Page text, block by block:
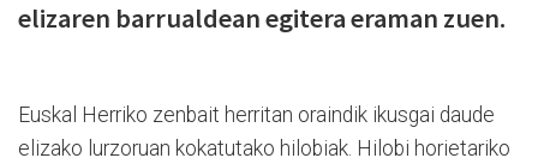
elizaren barrualdean egitera eraman zuen.
Euskal Herriko zenbait herritan oraindik ikusgai daude
elizako lurzoruan kokatutako hilobiak. Hilobi horietariko